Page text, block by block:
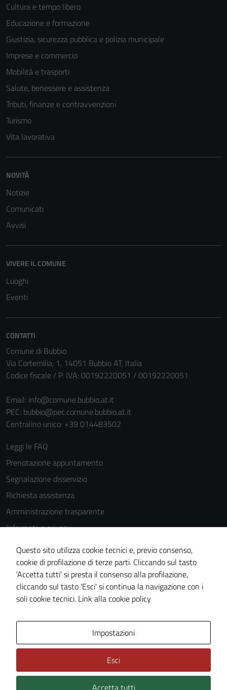
Cultura e tempo libero
Educazione e formazione
Giustizia, sicurezza pubblica e polizia municipale
Imprese e commercio
Mobilità e trasporti
Salute, benessere e assistenza
Tributi, finanze e contravvenzioni
Turismo
Vita lavorativa
NOVITÀ
Notizie
Comunicati
Avvisi
VIVERE IL COMUNE
Luoghi
Eventi
CONTATTI
Comune di Bubbio
Via Cortemilia, 1, 14051 Bubbio AT, Italia
Codice fiscale / P. IVA: 00192220051 / 00192220051
Email: info@comune.bubbio.at.it
PEC: bubbio@pec.comune.bubbio.at.it
Centralino unico: +39 014483502
Leggi le FAQ
Prenotazione appuntamento
Segnalazione disservizio
Richiesta assistenza
Amministrazione trasparente
Informativa privacy
Cookie Policy
Note legali
Dichiarazione di accessibilità
Piano di miglioramento del sito
Questo sito utilizza cookie tecnici e, previo consenso,
cookie di profilazione di terze parti. Cliccando sul tasto
'Accetta tutti' si presta il consenso alla profilazione,
cliccando sul tasto 'Esci' si continua la navigazione con i
soli cookie tecnici. Link alla cookie policy
Impostazioni
Esci
Accetta tutti
Questi cookie